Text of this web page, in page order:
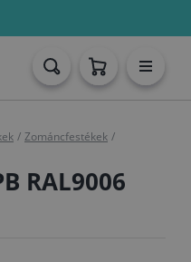
/ Zománcfestékek /
RAL9006